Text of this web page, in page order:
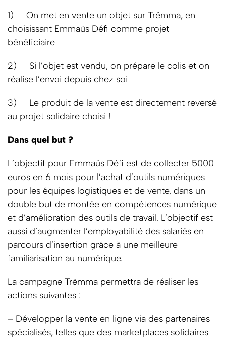
1) On met en vente un objet sur Trëmma, en
choisissant Emmaüs Défi comme projet
bénéficiaire
2) Si l’objet est vendu, on prépare le colis et on
réalise l’envoi depuis chez soi
3) Le produit de la vente est directement reversé
au projet solidaire choisi !
Dans quel but ?
L’objectif pour Emmaüs Défi est de collecter 5000
euros en 6 mois pour l’achat d’outils numériques
pour les équipes logistiques et de vente, dans un
double but de montée en compétences numérique
et d’amélioration des outils de travail. L’objectif est
aussi d’augmenter l’employabilité des salariés en
parcours d’insertion grâce à une meilleure
familiarisation au numérique.
La campagne Trëmma permettra de réaliser les
actions suivantes :
– Développer la vente en ligne via des partenaires
spécialisés, telles que des marketplaces solidaires